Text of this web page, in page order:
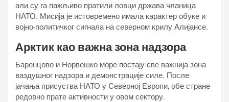
али су га пажљиво пратили ловци држава чланица
НАТО. Мисија је истовремено имала карактер обуке и
војно-политичког сигнала на северном крилу Алијансе.
Арктик као важна зона надзора
Баренцово и Норвешко море постају све важнија зона
ваздушног надзора и демонстрације силе. После
јачања присуства НАТО у Северној Европи, обе стране
редовно прате активности у овом сектору.